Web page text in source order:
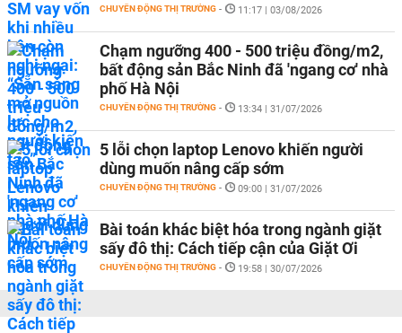
CHUYỂN ĐỘNG THỊ TRƯỜNG - 11:17 | 03/08/2026
Chạm ngưỡng 400 - 500 triệu đồng/m2,
bất động sản Bắc Ninh đã 'ngang cơ' nhà
phố Hà Nội
CHUYỂN ĐỘNG THỊ TRƯỜNG - 13:34 | 31/07/2026
5 lỗi chọn laptop Lenovo khiến người
dùng muốn nâng cấp sớm
CHUYỂN ĐỘNG THỊ TRƯỜNG - 09:00 | 31/07/2026
Bài toán khác biệt hóa trong ngành giặt
sấy đô thị: Cách tiếp cận của Giặt Ơi
CHUYỂN ĐỘNG THỊ TRƯỜNG - 19:58 | 30/07/2026